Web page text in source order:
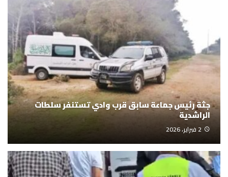
جثة رئيس جماعة سابق قرب وادي تستنفر سلطات
الراشدية
2 فبراير، 2026